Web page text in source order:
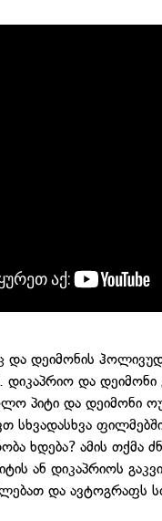
და დეიმონის
დიკაპრიო და
პიტი და დეიმონი
სხვადასხვა
ხდება? ამის თქმა
ან დიკაპრიოს
და ავტოგრაფს